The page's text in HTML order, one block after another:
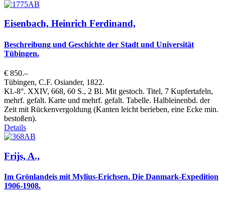
Eisenbach, Heinrich Ferdinand,
Beschreibung und Geschichte der Stadt und Universität
Tübingen.
€ 850.–
Tübingen, C.F. Osiander, 1822.
Kl.-8°. XXIV, 668, 60 S., 2 Bl. Mit gestoch. Titel, 7 Kupfertafeln,
mehrf. gefalt. Karte und mehrf. gefalt. Tabelle. Halbleinenbd. der
Zeit mit Rückenvergoldung (Kanten leicht berieben, eine Ecke min.
bestoßen).
Details
Frijs, A.,
Im Grönlandeis mit Mylius-Erichsen. Die Danmark-Expedition
1906-1908.